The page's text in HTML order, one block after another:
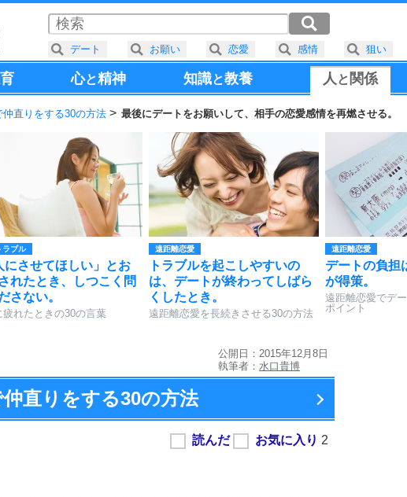
心と精神 知識と教養 人と 関係
仲直りをする30の方法 最後にデートをお願いして、相手の恋愛感情を再燃させる。
ラブル
にさせてほしい」とお
れたとき、しつこく問
さない。
疲れたときの30の言葉
遠距離恋愛
トラブルを起こしやすいの
は、デートが終わってしばら
くしたとき。
遠距離恋愛を長続きさせる30の方法
遠距離恋愛
デートの負担
が得策。
遠距離恋愛でデ
ポイント
公開日：2015年12月8日
執筆者： 水口貴博
直りをする30の方法
デート お願い 恋愛 感情 狙い